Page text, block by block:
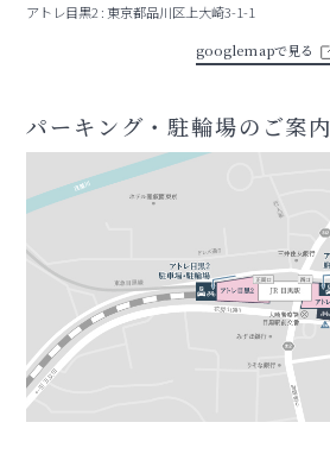
アトレ目黒2 : 東京都品川区上大崎3-1-1
googlemapで見る
パーキング・駐輪場のご案内